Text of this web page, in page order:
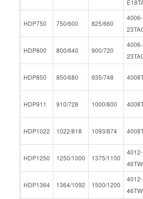
HDP750 750/600 825/660
4006-
HDP800 800/640 900/720
4006-
HDP850 850/680 935/748
HDP911 910/728 1000/800
HDP1022 1022/818 1093/874
HDP1250 1250/1000 1375/1100
4012-
HDP1364 1364/1092 1500/1200
4012-